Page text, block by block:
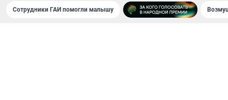
Сотрудники ГАИ помогли малышу